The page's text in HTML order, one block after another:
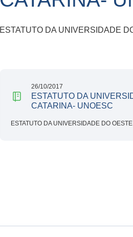
ESTATUTO DA UNIVERSIDADE
26/10/2017
ESTATUTO DA
CATARINA- UNOESC
ESTATUTO DA UNIVERSIDADE DO